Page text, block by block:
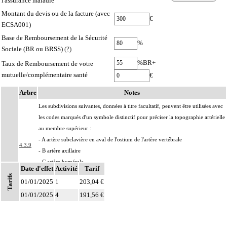
Montant du devis ou de la facture (avec
ECSA001)
€
Base de Remboursement de la Sécurité
Sociale (BR ou BRSS) (?)
%
Taux de Remboursement de votre
mutuelle/complémentaire santé
%BR+
€
Arbre Notes
4.3.9
Les subdivisions suivantes, données à titre facultatif, peuvent être utilisées avec
les codes marqués d'un symbole distinctif pour préciser la topographie artérielle
au membre supérieur :
- A artère subclavière en aval de l'ostium de l'artère vertébrale
- B artère axillaire
- C artère humérale
- D artère radiale
- E artère ulnaire
Par résection-anastomose d'un vaisseau, on entend : résection d'un axe
Tarifs
Date d'effet Activité
Tarif
01/01/2025 1
203,04 €
01/01/2025 4 191,56 €